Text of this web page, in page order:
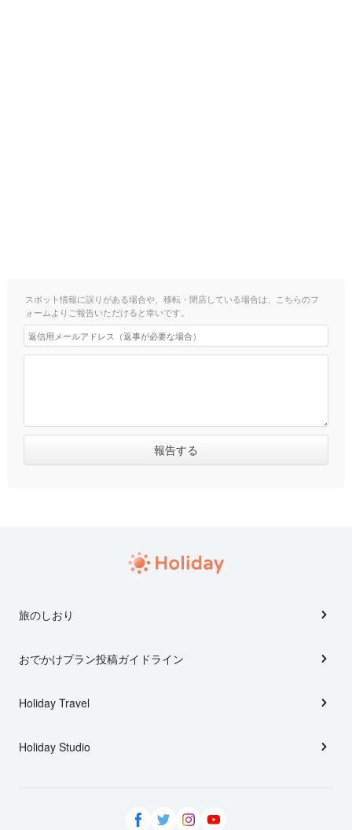
スポット情報に誤りがある場合や、移転・閉店している場合は、こちらのフ
ォームよりご報告いただけると幸いです。
旅のしおり
おでかけプラン投稿ガイドライン
Holiday Travel
Holiday Studio